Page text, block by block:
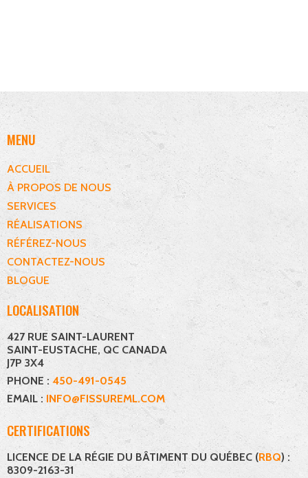
MENU
ACCUEIL
À PROPOS DE NOUS
SERVICES
RÉALISATIONS
RÉFÉREZ-NOUS
CONTACTEZ-NOUS
BLOGUE
LOCALISATION
427 RUE SAINT-LAURENT
SAINT-EUSTACHE, QC CANADA
J7P 3X4
PHONE : 450-491-0545
EMAIL : INFO@FISSUREML.COM
CERTIFICATIONS
LICENCE DE LA RÉGIE DU BÂTIMENT DU QUÉBEC (RBQ) :
8309-2163-31